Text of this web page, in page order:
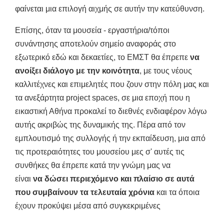
φαίνεται μια επιλογή αιχμής σε αυτήν την κατεύθυνση.
Επίσης, όταν τα μουσεία - εργαστήρια/τόποι
συνάντησης αποτελούν σημείο αναφοράς στο
εξωτερικό εδώ και δεκαετίες, το ΕΜΣΤ θα έπρεπε να
ανοίξει διάλογο με την κοινότητα, με τους νέους
καλλιτέχνες και επιμελητές που ζουν στην πόλη μας και
τα ανεξάρτητα project spaces, σε μια εποχή που η
εικαστική Αθήνα προκαλεί το διεθνές ενδιαφέρον λόγω
αυτής ακριβώς της δυναμικής της. Πέρα από τον
εμπλουτισμό της συλλογής ή την εκπαίδευση, μια από
τις προτεραιότητες του μουσείου μες σ' αυτές τις
συνθήκες θα έπρεπε κατά την γνώμη μας να
είναι να δώσει περιεχόμενο και πλαίσιο σε αυτά
που συμβαίνουν τα τελευταία χρόνια και τα όποια
έχουν προκύψει μέσα από συγκεκριμένες